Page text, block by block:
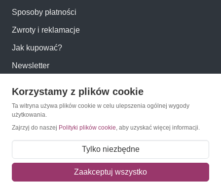
Sposoby płatności
Zwroty i reklamacje
Jak kupować?
Newsletter
Konto
Moje zamówienia
Mój koszyk
Korzystamy z plików cookie
Ta witryna używa plików cookie w celu ulepszenia ogólnej wygody
użytkowania.
Zajrzyj do naszej Polityki plików cookie, aby uzyskać więcej informacji.
Tylko niezbędne
Zaakceptuj wszystko